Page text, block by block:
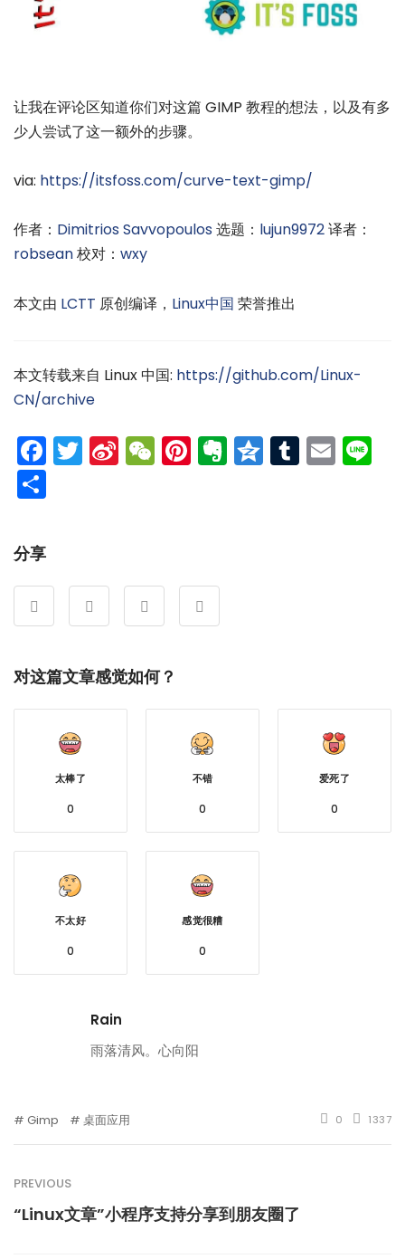
让我在评论区知道你们对这篇 GIMP 教程的想法，以及有多
少人尝试了这一额外的步骤。
via: https://itsfoss.com/curve-text-gimp/
作者： Dimitrios Savvopoulos 选题： lujun9972译者：
robsean校对： wxy
本文由 LCTT 原创编译， Linux中国 荣誉推出
本文转载来自 Linux 中国: https://github.com/Linux-
CN/archive
Facebook
Twitter
Sina
Weibo
WeChat
Pinterest
Evernote
Qzone
Tumblr
分享
对这篇文章感觉如何？
太棒了
0
不错
0
爱死了
0
不太好
0
感觉很糟
0
Rain
雨落清风。心向阳
Gimp 桌面应用 0 1337
PREVIOUS
“Linux文章”小程序支持分享到朋友圈了